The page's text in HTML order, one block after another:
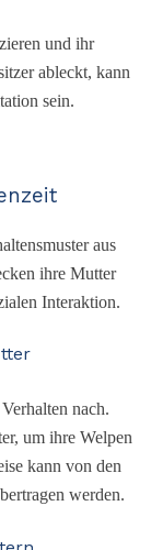
und ihr
ableckt, kann
sein.
aus
ihre Mutter
Interaktion.
nach.
um ihre Welpen
kann von den
werden.